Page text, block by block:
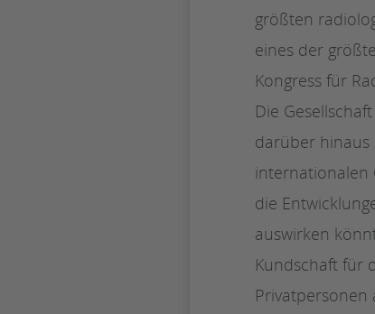
größten
eines der
Kongress für
Die
darüber hinaus
internationalen
die
auswirken
Kundschaft für
Privatpersonen